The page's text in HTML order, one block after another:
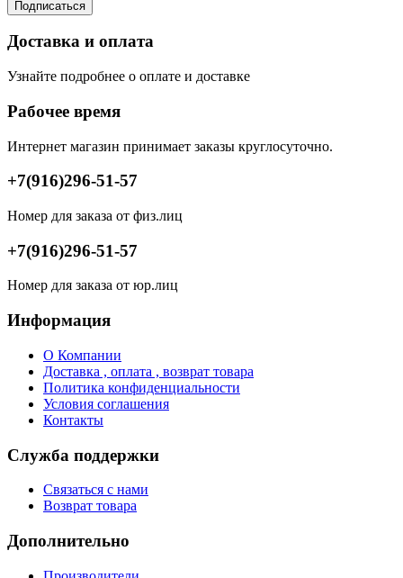
Подписаться
Доставка и оплата
Узнайте подробнее о оплате и доставке
Рабочее время
Интернет магазин принимает заказы круглосуточно.
+7(916)296-51-57
Номер для заказа от физ.лиц
+7(916)296-51-57
Номер для заказа от юр.лиц
Информация
О Компании
Доставка , оплата , возврат товара
Политика конфиденциальности
Условия соглашения
Контакты
Служба поддержки
Связаться с нами
Возврат товара
Дополнительно